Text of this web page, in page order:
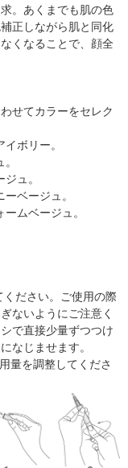
。あくまでも肌の色
正しながら肌と同化
くなることで、顔全
せてカラーをセレク
ボリー。
ュ。
ベージュ。
ムベージュ。
ださい。ご使用の際
ないようにご注意く
で直接少量ずつつけ
なじませます。
量を調整してくださ